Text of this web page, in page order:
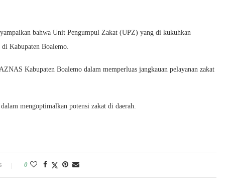
bahwa Unit Pengumpul Zakat (UPZ) yang di kukuhkan
Kabupaten Boalemo.
Kabupaten Boalemo dalam memperluas jangkauan pelayanan zakat
mengoptimalkan potensi zakat di daerah.
0